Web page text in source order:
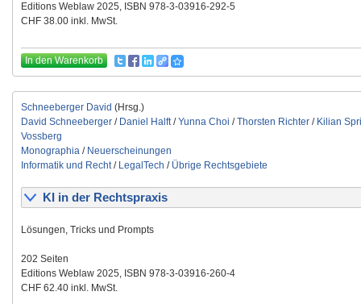
Editions Weblaw 2025, ISBN 978-3-03916-292-5
CHF 38.00 inkl. MwSt.
In den Warenkorb
Schneeberger David (Hrsg.)
David Schneeberger / Daniel Halft/Yunna Choi /Thorsten Richter / Kilian
Vossberg
Monographia / Neuerscheinungen
Informatik und Recht/ LegalTech / Übrige Rechtsgebiete
KI in der Rechtspraxis
Lösungen, Tricks und Prompts
202 Seiten
Editions Weblaw 2025, ISBN 978-3-03916-260-4
CHF 62.40 inkl. MwSt.